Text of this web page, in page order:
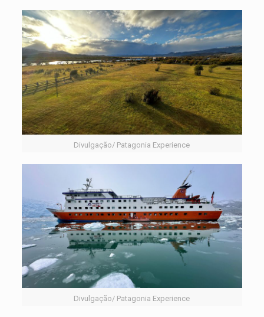
Divulgação/ Patagonia Experience
Divulgação/ Patagonia Experience